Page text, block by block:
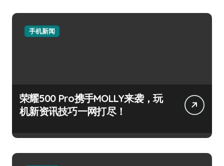
手机新闻
荣耀500 Pro携手MOLLY来袭，玩
机新资讯技巧一网打尽！